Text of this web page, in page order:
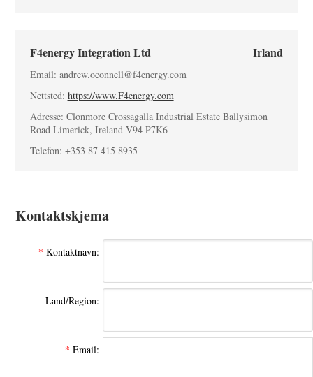
F4energy Integration Ltd Irland
Email: andrew.oconnell@f4energy.com
Nettsted: https://www.F4energy.com
Adresse: Clonmore Crossagalla Industrial Estate Ballysimon
Road Limerick, Ireland V94 P7K6
Telefon: +353 87 415 8935
Kontaktskjema
* Kontaktnavn:
Land/Region:
* Email: